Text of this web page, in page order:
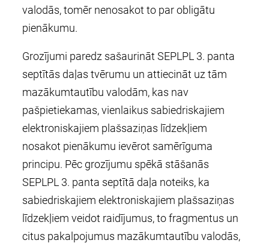
valodās, tomēr nenosakot to par obligātu
pienākumu.
Grozījumi paredz sašaurināt SEPLPL 3. panta
septītās daļas tvērumu un attiecināt uz tām
mazākumtautību valodām, kas nav
pašpietiekamas, vienlaikus sabiedriskajiem
elektroniskajiem plašsaziņas līdzekļiem
nosakot pienākumu ievērot samērīguma
principu. Pēc grozījumu spēkā stāšanās
SEPLPL 3. panta septītā daļa noteiks, ka
sabiedriskajiem elektroniskajiem plašsaziņas
līdzekļiem veidot raidījumus, to fragmentus un
citus pakalpojumus mazākumtautību valodās,